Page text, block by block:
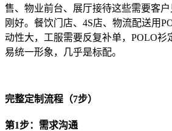
售、物业前台、展厅接待这些需要客
刚好。 餐饮门店、4S店、物流配送用
动性大，工服需要反复补单，POLO衫
易统一形象，几乎是标配。
完整定制流程（7步）
第1步：需求沟通